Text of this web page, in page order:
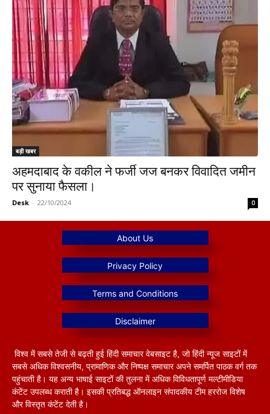
बड़ी खबर
अहमदाबाद के वकील ने फर्जी जज बनकर विवादित जमीन
पर सुनाया फैसला।
Desk - 22/10/2024 0
विश्व में सबसे तेजी से बढ़ती हुई हिंदी समाचार वेबसाइट है, जो हिंदी न्यूज साइटों में
सबसे अधिक विश्वसनीय, प्रामाणिक और निष्पक्ष समाचार अपने समर्पित पाठक वर्ग तक
पहुंचाती है। यह अन्य भाषाई साइटों की तुलना में अधिक विविधतापूर्ण मल्टीमीडिया
कंटेंट उपलब्ध कराती है। इसकी प्रतिबद्ध ऑनलाइन संपादकीय टीम हररोज विशेष
और विस्तृत कंटेंट देती है।